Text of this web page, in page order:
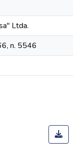
Ltda.
n. 5546